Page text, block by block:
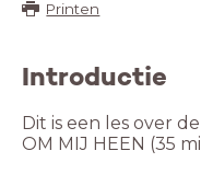
Printen
Introductie
Dit is een les over
OM MIJ HEEN (35